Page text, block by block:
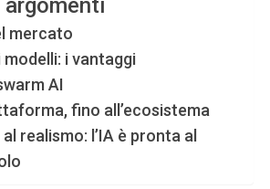
mercato
modelli: i vantaggi
AI
fino all’ecosistema
realismo: l’IA è pronta al